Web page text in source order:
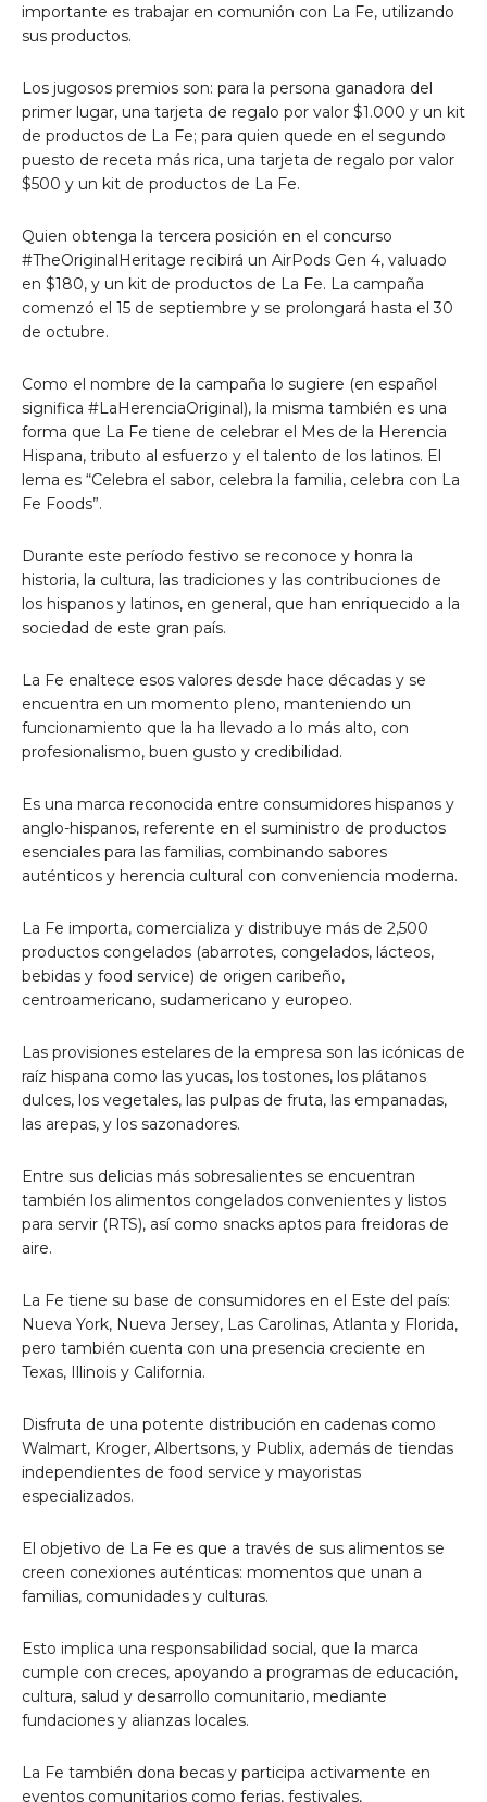
importante es trabajar en comunión con La Fe, utilizando
sus productos.
Los jugosos premios son: para la persona ganadora del
primer lugar, una tarjeta de regalo por valor $1.000 y un kit
de productos de La Fe; para quien quede en el segundo
puesto de receta más rica, una tarjeta de regalo por valor
$500 y un kit de productos de La Fe.
Quien obtenga la tercera posición en el concurso
#TheOriginalHeritage recibirá un AirPods Gen 4, valuado
en $180, y un kit de productos de La Fe. La campaña
comenzó el 15 de septiembre y se prolongará hasta el 30
de octubre.
Como el nombre de la campaña lo sugiere (en español
significa #LaHerenciaOriginal), la misma también es una
forma que La Fe tiene de celebrar el Mes de la Herencia
Hispana, tributo al esfuerzo y el talento de los latinos. El
lema es “Celebra el sabor, celebra la familia, celebra con La
Fe Foods”.
Durante este período festivo se reconoce y honra la
historia, la cultura, las tradiciones y las contribuciones de
los hispanos y latinos, en general, que han enriquecido a la
sociedad de este gran país.
La Fe enaltece esos valores desde hace décadas y se
encuentra en un momento pleno, manteniendo un
funcionamiento que la ha llevado a lo más alto, con
profesionalismo, buen gusto y credibilidad.
Es una marca reconocida entre consumidores hispanos y
anglo-hispanos, referente en el suministro de productos
esenciales para las familias, combinando sabores
auténticos y herencia cultural con conveniencia moderna.
La Fe importa, comercializa y distribuye más de 2,500
productos congelados (abarrotes, congelados, lácteos,
bebidas y food service) de origen caribeño,
centroamericano, sudamericano y europeo.
Las provisiones estelares de la empresa son las icónicas de
raíz hispana como las yucas, los tostones, los plátanos
dulces, los vegetales, las pulpas de fruta, las empanadas,
las arepas, y los sazonadores.
Entre sus delicias más sobresalientes se encuentran
también los alimentos congelados convenientes y listos
para servir (RTS), así como snacks aptos para freidoras de
aire.
La Fe tiene su base de consumidores en el Este del país:
Nueva York, Nueva Jersey, Las Carolinas, Atlanta y Florida,
pero también cuenta con una presencia creciente en
Texas, Illinois y California.
Disfruta de una potente distribución en cadenas como
Walmart, Kroger, Albertsons, y Publix, además de tiendas
independientes de food service y mayoristas
especializados.
El objetivo de La Fe es que a través de sus alimentos se
creen conexiones auténticas: momentos que unan a
familias, comunidades y culturas.
Esto implica una responsabilidad social, que la marca
cumple con creces, apoyando a programas de educación,
cultura, salud y desarrollo comunitario, mediante
fundaciones y alianzas locales.
La Fe también dona becas y participa activamente en
eventos comunitarios como ferias, festivales,